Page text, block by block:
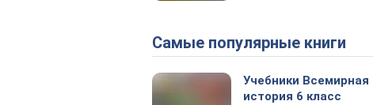
Самые популярные книги
Учебники Всемирная
история 6 класс